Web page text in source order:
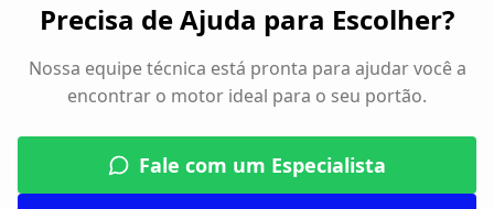
Precisa de Ajuda para Escolher?
Nossa equipe técnica está pronta para ajudar você a
encontrar o motor ideal para o seu portão.
Fale com um Especialista